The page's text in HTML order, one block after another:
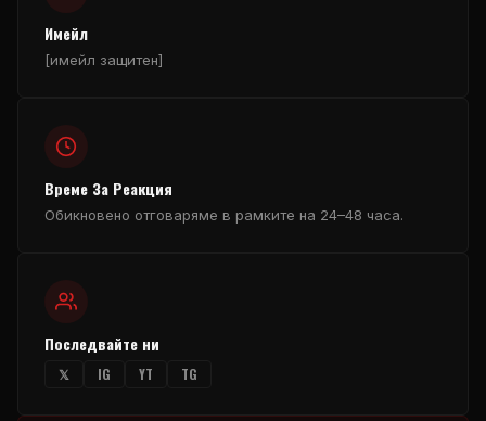
Имейл
[имейл защитен]
Време За Реакция
Обикновено отговаряме в рамките на 24–48 часа.
Последвайте ни
𝕏 IG YT TG